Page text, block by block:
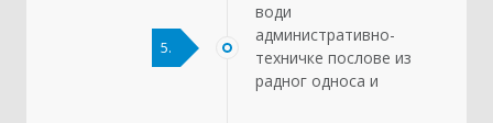
5.
води
административно-
техничке послове из
радног односа и